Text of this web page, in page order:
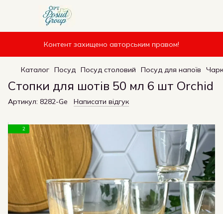
Контент захищено авторським правом!
Каталог Посуд Посуд столовий Посуд для напоїв
Стопки для шотів 50 мл 6 шт Orchid
Артикул: 8282-Ge Написати відгук
2